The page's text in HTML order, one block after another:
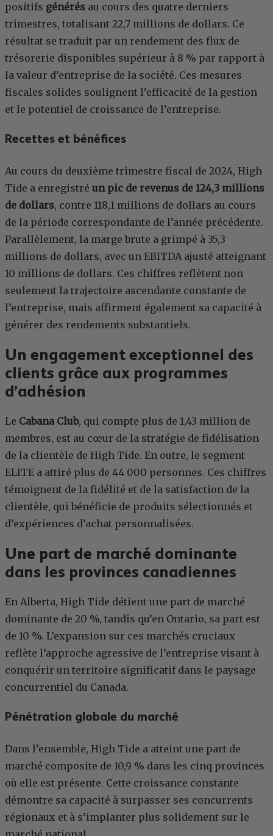
positifs générés au cours des quatre derniers
trimestres, totalisant 22,7 millions de dollars. Ce
résultat se traduit par un rendement des flux de
trésorerie disponibles supérieur à 8 % par rapport à
la valeur d’entreprise de la société. Ces mesures
fiscales solides soulignent l’efficacité de la gestion
et le potentiel de croissance de l’entreprise.
Recettes et bénéfices
Au cours du deuxième trimestre fiscal de 2024, High
Tide a enregistré un pic de revenus de 124,3 millions
de dollars, contre 118,1 millions de dollars au cours
de la période correspondante de l’année précédente.
Parallèlement, la marge brute a grimpé à 35,3
millions de dollars, avec un EBITDA ajusté atteignant
10 millions de dollars. Ces chiffres reflètent non
seulement la trajectoire ascendante constante de
l’entreprise, mais affirment également sa capacité à
générer des rendements substantiels.
Un engagement exceptionnel des
clients grâce aux programmes
d’adhésion
Le Cabana Club, qui compte plus de 1,43 million de
membres, est au cœur de la stratégie de fidélisation
de la clientèle de High Tide. En outre, le segment
ELITE a attiré plus de 44 000 personnes. Ces chiffres
témoignent de la fidélité et de la satisfaction de la
clientèle, qui bénéficie de produits sélectionnés et
d’expériences d’achat personnalisées.
Une part de marché dominante
dans les provinces canadiennes
En Alberta, High Tide détient une part de marché
dominante de 20 %, tandis qu’en Ontario, sa part est
de 10 %. L’expansion sur ces marchés cruciaux
reflète l’approche agressive de l’entreprise visant à
conquérir un territoire significatif dans le paysage
concurrentiel du Canada.
Pénétration globale du marché
Dans l’ensemble, High Tide a atteint une part de
marché composite de 10,9 % dans les cinq provinces
où elle est présente. Cette croissance constante
démontre sa capacité à surpasser ses concurrents
régionaux et à s’implanter plus solidement sur le